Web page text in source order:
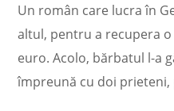
Un român care lucra în
altul, pentru a recupera
euro. Acolo, bărbatul l-a
împreună cu doi